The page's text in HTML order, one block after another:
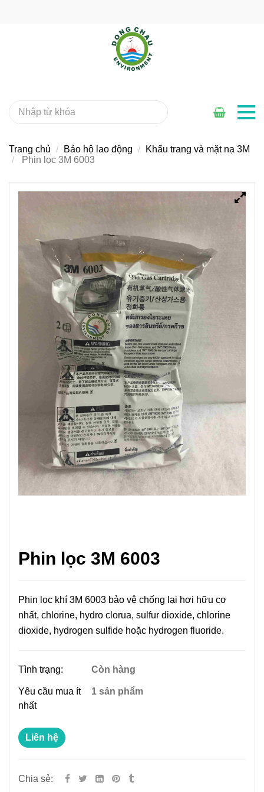
Phin lọc 3M 6003
Phin lọc khí 3M 6003 bảo vệ chống lại hơi hữu cơ
nhất, chlorine, hydro clorua, sulfur dioxide, chlorine
dioxide, hydrogen sulfide hoặc hydrogen fluoride.
Tình trạng: Còn hàng
Yêu cầu mua ít
nhất
1 sản phẩm
Liên hệ
Chia sẻ:
Trang chủ Bảo hộ lao động
Khẩu trang và mặt nạ 3M
Phin lọc 3M 6003